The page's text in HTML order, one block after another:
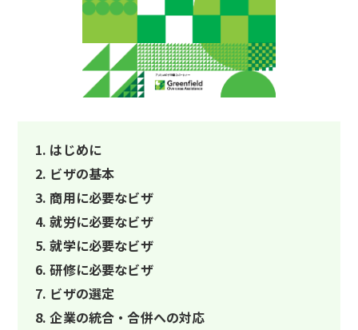
はじめに
ビザの基本
商用に必要なビザ
就労に必要なビザ
就学に必要なビザ
研修に必要なビザ
ビザの選定
企業の統合・合併への対応